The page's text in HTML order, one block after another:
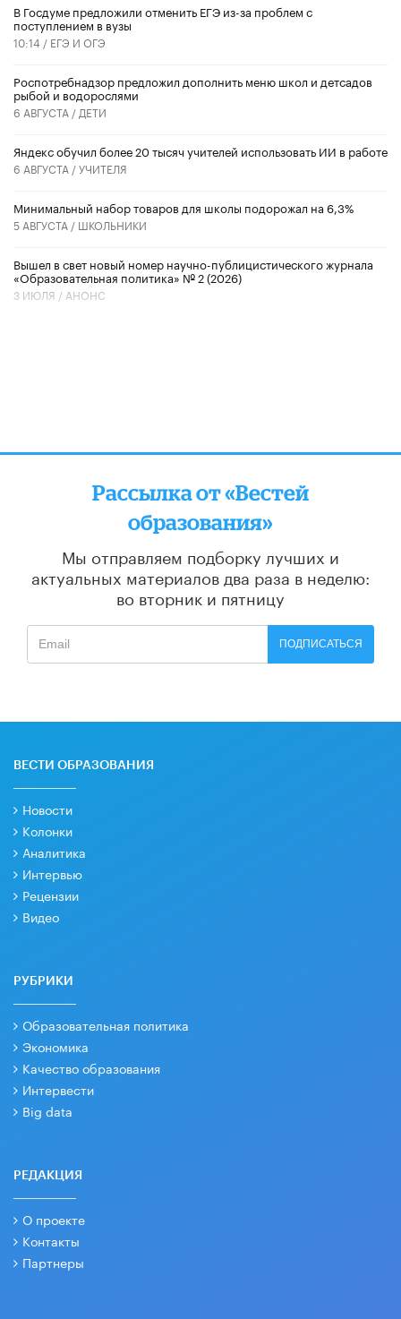
В Госдуме предложили отменить ЕГЭ из-за проблем с
поступлением в вузы
10:14 / ЕГЭ И ОГЭ
Роспотребнадзор предложил дополнить меню школ и детсадов
рыбой и водорослями
6 АВГУСТА / ДЕТИ
​Яндекс обучил более 20 тысяч учителей использовать ИИ в работе
6 АВГУСТА /УЧИТЕЛЯ
Минимальный набор товаров для школы подорожал на 6,3%
5 АВГУСТА / ШКОЛЬНИКИ
Вышел в свет новый номер научно-публицистического журнала
«Образовательная политика» № 2 (2026)
3 ИЮЛЯ / АНОНС
Рассылка от «Вестей
образования»
Мы отправляем подборку лучших и
актуальных материалов два раза в неделю:
во вторник и пятницу
ПОДПИСАТЬСЯ
ВЕСТИ ОБРАЗОВАНИЯ
Новости
Колонки
Аналитика
Интервью
Рецензии
Видео
РУБРИКИ
Образовательная политика
Экономика
Качество образования
Интервести
Big data
РЕДАКЦИЯ
О проекте
Контакты
Партнеры